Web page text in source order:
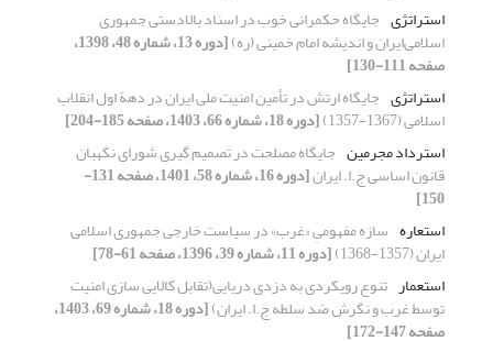
استراتژی جایگاه حکمرانی خوب در اسناد بالادستی جمهوری
اسلامی‌ایران و اندیشه امام خمینی (ره) [دوره 13، شماره 48، 1398،
صفحه 111-130]
استراتژی جایگاه ارتش در تأمین امنیت ملی ایران در دهة اول انقلاب
اسلامی (1367-1357)
[دوره 18، شماره 66، 1403، صفحه 185-204]
استرداد مجرمین جایگاه مصلحت در تصمیم گیری شورای نگهبان
قانون اساسی ج.ا. ایران [دوره 16، شماره 58، 1401، صفحه 131-
150]
استعاره سازه مفهومیِ «غرب» در سیاست خارجی جمهوری اسلامی
ایران (1357-1368)
[دوره 11، شماره 39، 1396، صفحه 61-78]
استعمار تنوع رویکردی به دزدی دریایی(تقابل کالایی سازی امنیت
توسط غرب و نگرش ضد سلطه ج.ا. ایران) [دوره 18، شماره 69، 1403،
صفحه 147-172]